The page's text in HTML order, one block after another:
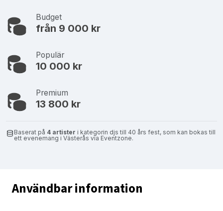
Budget
från 9 000 kr
Populär
10 000 kr
Premium
13 800 kr
Baserat på 4 artister i kategorin djs till 40 års fest, som kan bokas till
ett evenemang i Västerås via Eventzone.
Användbar information